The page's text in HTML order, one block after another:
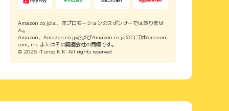
Amazon.co.jpは、本プロモーションのスポンサーではありませ
ん。
Amazon、Amazon.co.jpおよびAmazon.co.jpのロゴはAmazon.
com, inc.またはその関連会社の商標です。
© 2026 iTunes K.K. All rights reserved.